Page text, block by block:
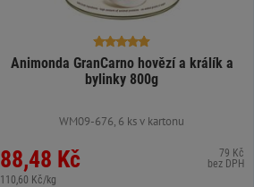
Animonda GranCarno hovězí a králík a
bylinky 800g
WM09-676, 6 ks v kartonu
88,48 Kč
110,60 Kč/kg
79 Kč
bez DPH